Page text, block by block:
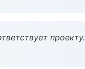
проекту.